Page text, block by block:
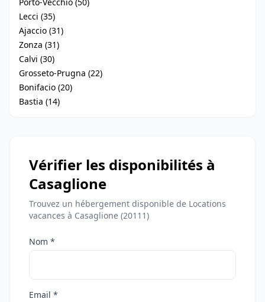
Lecci (35)
Ajaccio (31)
Zonza (31)
Calvi (30)
Grosseto-Prugna (22)
Bonifacio (20)
Bastia (14)
Vérifier les disponibilités à
Casaglione
Trouvez un hébergement disponible de Locations
vacances à Casaglione (20111)
Nom *
Email *